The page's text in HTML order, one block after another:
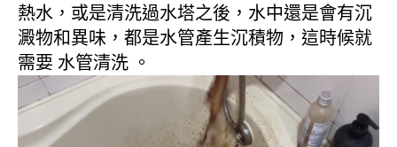
熱水，或是清洗過水塔之後，水中還是會有沉
澱物和異味，都是水管產生沉積物，這時候就
需要 水管清洗 。